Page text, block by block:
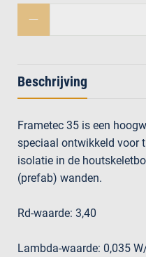
Beschrijving
Frametec 35 is een
speciaal ontwikkeld voor
isolatie in de
(prefab) wanden.
Rd-waarde: 3,40
Lambda-waarde: 0,035